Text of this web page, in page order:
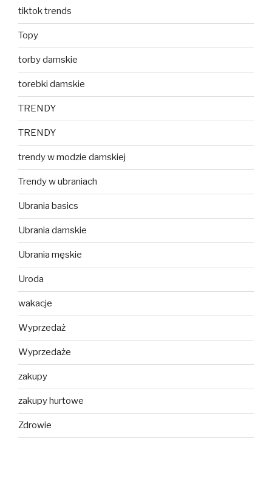
tiktok trends
Topy
torby damskie
torebki damskie
TRENDY
TRENDY
trendy w modzie damskiej
Trendy w ubraniach
Ubrania basics
Ubrania damskie
Ubrania męskie
Uroda
wakacje
Wyprzedaż
Wyprzedaże
zakupy
zakupy hurtowe
Zdrowie